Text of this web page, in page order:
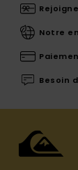
Notre
Besoin